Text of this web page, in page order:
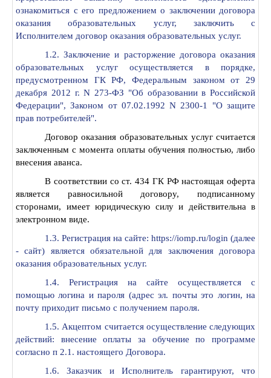
ознакомиться с его предложением о заключении договора
оказания образовательных услуг, заключить с
Исполнителем договор оказания образовательных услуг.
1.2. Заключение и расторжение договора оказания
образовательных услуг осуществляется в порядке,
предусмотренном ГК РФ, Федеральным законом от 29
декабря 2012 г. N 273-ФЗ "Об образовании в Российской
Федерации", Законом от 07.02.1992 N 2300-1 "О защите
прав потребителей".
Договор оказания образовательных услуг считается
заключенным с момента оплаты обучения полностью, либо
внесения аванса.
В соответствии со ст. 434 ГК РФ настоящая оферта
является равносильной договору, подписанному
сторонами, имеет юридическую силу и действительна в
электронном виде.
1.3. Регистрация на сайте: https://iomp.ru/login (далее
- сайт) является обязательной для заключения договора
оказания образовательных услуг.
1.4. Регистрация на сайте осуществляется с
помощью логина и пароля (адрес эл. почты это логин, на
почту приходит письмо с получением пароля.
1.5. Акцептом считается осуществление следующих
действий: внесение оплаты за обучение по программе
согласно п 2.1. настоящего Договора.
1.6. Заказчик и Исполнитель гарантируют, что